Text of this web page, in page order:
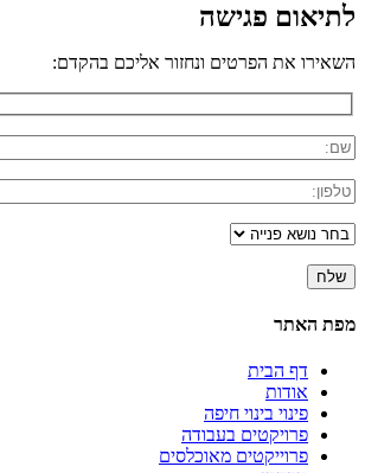
לתיאום פגישה
השאירו את הפרטים ונחזור אליכם בהקדם:
מפת האתר
דף הבית
אודות
פינוי בינוי חיפה
פרויקטים בעבודה
פרוייקטים מאוכלסים